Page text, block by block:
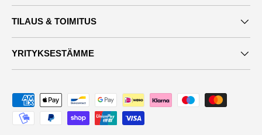
TILAUS & TOIMITUS
YRITYKSESTÄMME
Maksutavat